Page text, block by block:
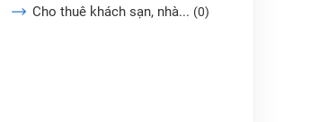
Cho thuê khách sạn, nhà... (0)